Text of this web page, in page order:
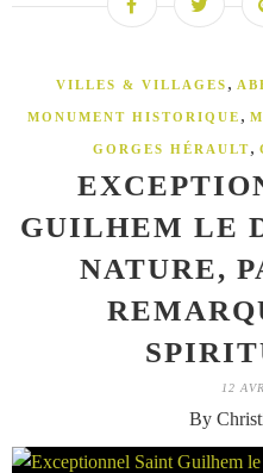
VILLES & VILLAGES ,
MONUMENT HISTORIQUE ,
GORGES HÉRAULT,
GUILHEM LE
NATURE,
12
By